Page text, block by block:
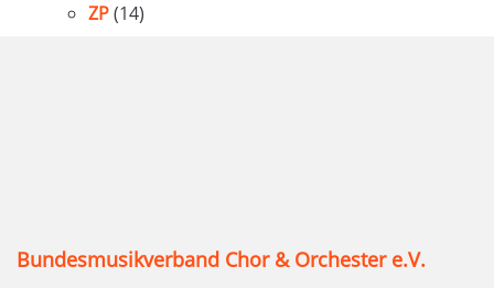
ZP(14)
Bundesmusikverband Chor & Orchester e.V.